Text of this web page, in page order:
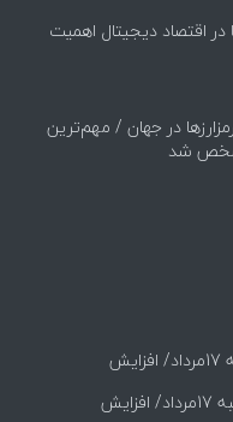
اقتصاد دیجیتال اهمیت
در جهان / مهم‌ترین
شد
قیمت طلا و سکه امروز شنبه 17مرداد/ افزایش
قیمت طلای 18عیار امروز شنبه 17مرداد/ افزایش